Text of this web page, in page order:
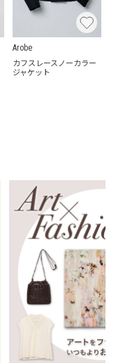
Arobe
カフスレースノーカラー
ジャケット